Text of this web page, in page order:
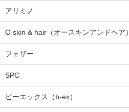
アリミノ
O skin & hair（オースキンアンドヘア）
フェザー
SPC
ビーエックス（b-ex）